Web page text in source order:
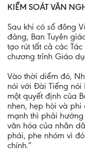
KIỂM SOÁT VĂN
Sau khi có số đông
đảng, Ban Tuyên
tạo rút tất cả các
chương trỉnh Giáo
Vào thời diểm đó,
nói với Đài Tiếng nói
một quyết định của
nhen, hẹp hòi và phi
mạnh thì phải
văn hóa của nhân
phái, phe nhóm vì
chính.”